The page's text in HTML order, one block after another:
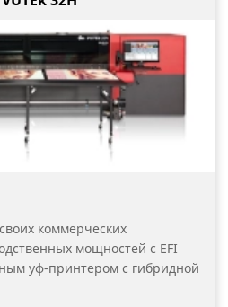
коммерческих
мощностей с EFI
уф-принтером с гибридной